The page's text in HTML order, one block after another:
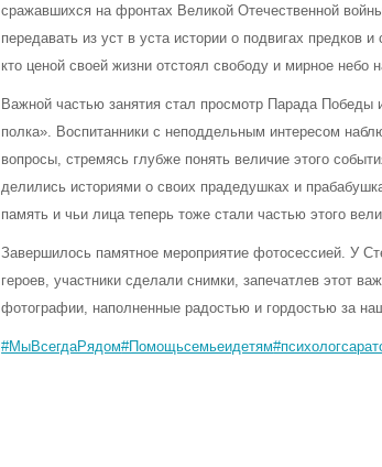
сражавшихся на фронтах Великой Отечественной
передавать из уст в уста истории о подвигах предков
кто ценой своей жизни отстоял свободу и мирное небо
Важной частью занятия стал просмотр Парада Победы
полка». Воспитанники с неподдельным интересом
вопросы, стремясь глубже понять величие этого
делились историями о своих прадедушках и
память и чьи лица теперь тоже стали частью этого
Завершилось памятное мероприятие фотосессией. У
героев, участники сделали снимки, запечатлев этот
фотографии, наполненные радостью и гордостью за
#МыВсегдаРядом#Помощьсемьеидетям